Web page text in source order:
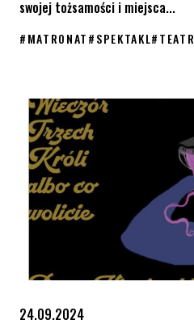
swojej tożsamości i miejsca...
#MATRONAT#SPEKTAKL#
24.09.2024